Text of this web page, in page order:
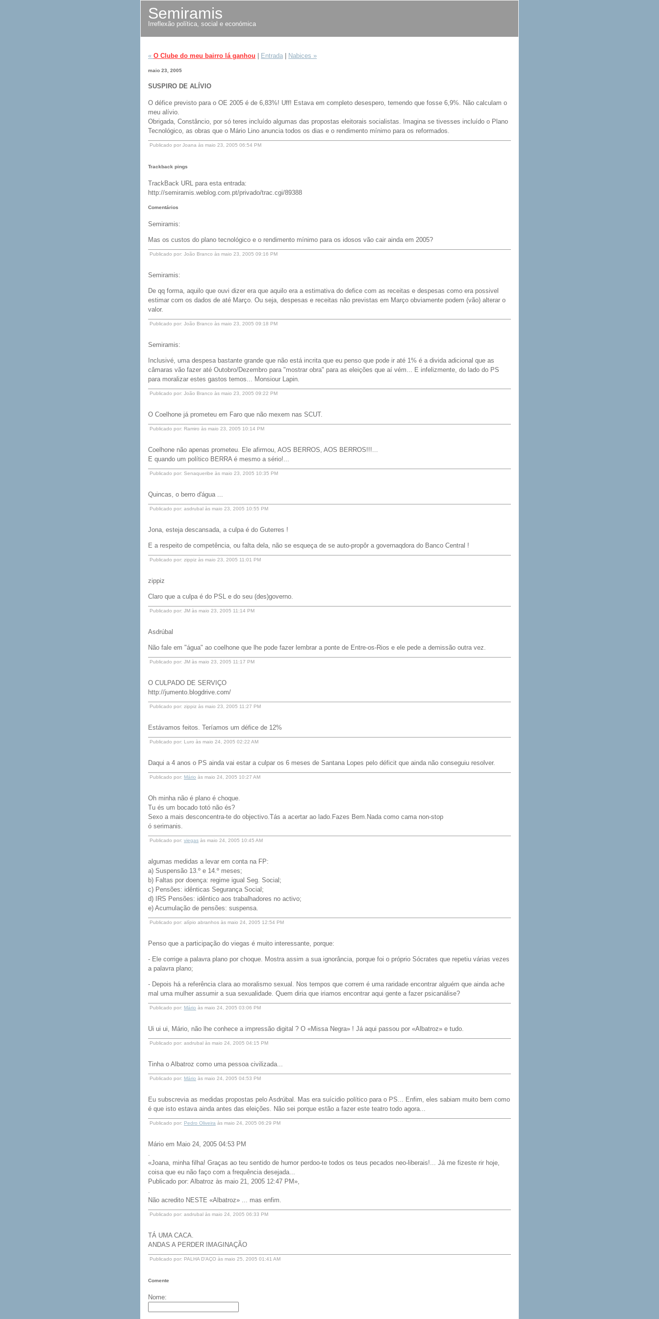
Semiramis
Irreflexão política, social e económica
« O Clube do meu bairro lá ganhou Entrada Nabices »
maio 23, 2005
SUSPIRO DE ALÍVIO
O défice previsto para o OE 2005 é de 6,83%! Uff! Estava em completo desespero, temendo que fosse 6,9%. Não calculam o
meu alívio.
Obrigada, Constâncio, por só teres incluído algumas das propostas eleitorais socialistas. Imagina se tivesses incluído o Plano
Tecnológico, as obras que o Mário Lino anuncia todos os dias e o rendimento mínimo para os reformados.
Publicado por Joana às maio 23, 2005 06:54 PM
Trackback pings
TrackBack URL para esta entrada:
http://semiramis.weblog.com.pt/privado/trac.cgi/89388
Comentários
Semiramis:
Mas os custos do plano tecnológico e o rendimento mínimo para os idosos vão cair ainda em 2005?
Publicado por: João Branco às maio 23, 2005 09:16 PM
Semiramis:
De qq forma, aquilo que ouvi dizer era que aquilo era a estimativa do defice com as receitas e despesas como era possivel
estimar com os dados de até Março. Ou seja, despesas e receitas não previstas em Março obviamente podem (vão) alterar o
valor.
Publicado por: João Branco às maio 23, 2005 09:18 PM
Semiramis:
Inclusivé, uma despesa bastante grande que não está incrita que eu penso que pode ir até 1% é a divida adicional que as
câmaras vão fazer até Outobro/Dezembro para "mostrar obra" para as eleições que aí vém... E infelizmente, do lado do PS
para moralizar estes gastos temos... Monsiour Lapin.
Publicado por: João Branco às maio 23, 2005 09:22 PM
O Coelhone já prometeu em Faro que não mexem nas SCUT.
Publicado por: Ramiro às maio 23, 2005 10:14 PM
Coelhone não apenas prometeu. Ele afirmou, AOS BERROS, AOS BERROS!!!...
E quando um político BERRA é mesmo a sério!...
Publicado por: Senaqueribe às maio 23, 2005 10:35 PM
Quincas, o berro d'água ...
Publicado por: asdrubal às maio 23, 2005 10:55 PM
Jona, esteja descansada, a culpa é do Guterres !
E a respeito de competência, ou falta dela, não se esqueça de se auto-propôr a governaqdora do Banco Central !
Publicado por: zippiz às maio 23, 2005 11:01 PM
zippiz
Claro que a culpa é do PSL e do seu (des)governo.
Publicado por: JM às maio 23, 2005 11:14 PM
Asdrúbal
Não fale em "água" ao coelhone que lhe pode fazer lembrar a ponte de Entre-os-Rios e ele pede a demissão outra vez.
Publicado por: JM às maio 23, 2005 11:17 PM
O CULPADO DE SERVIÇO
http://jumento.blogdrive.com/
Publicado por: zippiz às maio 23, 2005 11:27 PM
Estávamos feitos. Teríamos um défice de 12%
Publicado por: Luro às maio 24, 2005 02:22 AM
Daqui a 4 anos o PS ainda vai estar a culpar os 6 meses de Santana Lopes pelo déficit que ainda não conseguiu resolver.
Publicado por: Mário às maio 24, 2005 10:27 AM
Oh minha não é plano é choque.
Tu és um bocado totó não és?
Sexo a mais desconcentra-te do objectivo.Tás a acertar ao lado.Fazes Bem.Nada como cama non-stop
ó serimanis.
Publicado por: viegas às maio 24, 2005 10:45 AM
algumas medidas a levar em conta na FP:
a) Suspensão 13.º e 14.º meses;
b) Faltas por doença: regime igual Seg. Social;
c) Pensões: idênticas Segurança Social;
d) IRS Pensões: idêntico aos trabalhadores no activo;
e) Acumulação de pensões: suspensa.
Publicado por: alípio abranhos às maio 24, 2005 12:54 PM
Penso que a participação do viegas é muito interessante, porque:
- Ele corrige a palavra plano por choque. Mostra assim a sua ignorância, porque foi o próprio Sócrates que repetiu várias vezes
a palavra plano;
- Depois há a referência clara ao moralismo sexual. Nos tempos que correm é uma raridade encontrar alguém que ainda ache
mal uma mulher assumir a sua sexualidade. Quem diria que iriamos encontrar aqui gente a fazer psicanálise?
Publicado por: Mário às maio 24, 2005 03:06 PM
Ui ui ui, Mário, não lhe conhece a impressão digital ? O «Missa Negra» ! Já aqui passou por «Albatroz» e tudo.
Publicado por: asdrubal às maio 24, 2005 04:15 PM
Tinha o Albatroz como uma pessoa civilizada...
Publicado por: Mário às maio 24, 2005 04:53 PM
Eu subscrevia as medidas propostas pelo Asdrúbal. Mas era suícidio político para o PS... Enfim, eles sabiam muito bem como
é que isto estava ainda antes das eleições. Não sei porque estão a fazer este teatro todo agora...
Publicado por: Pedro Oliveira às maio 24, 2005 06:29 PM
Mário em Maio 24, 2005 04:53 PM
.
«Joana, minha filha! Graças ao teu sentido de humor perdoo-te todos os teus pecados neo-liberais!... Já me fizeste rir hoje,
coisa que eu não faço com a frequência desejada...
Publicado por: Albatroz às maio 21, 2005 12:47 PM»,
.
Não acredito NESTE «Albatroz» ... mas enfim.
Publicado por: asdrubal às maio 24, 2005 06:33 PM
TÁ UMA CACA.
ANDAS A PERDER IMAGINAÇÃO
Publicado por: PALHA D'AÇO às maio 25, 2005 01:41 AM
Comente
Nome: